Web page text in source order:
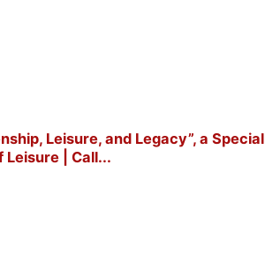
Leisure, and Legacy”, a Special
| Call...